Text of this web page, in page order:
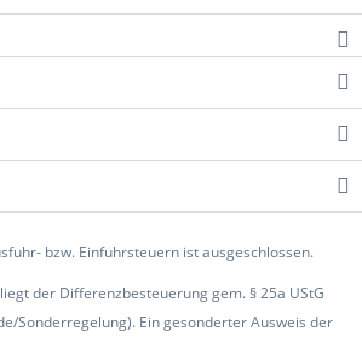
bzw. Einfuhrsteuern ist ausgeschlossen.
der Differenzbesteuerung gem. § 25a UStG
Sonderregelung). Ein gesonderter Ausweis der